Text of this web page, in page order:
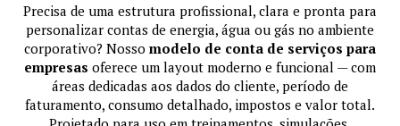
Precisa de uma estrutura profissional, clara e pronta para
personalizar contas de energia, água ou gás no ambiente
corporativo? Nosso modelo de conta de serviços para
empresas oferece um layout moderno e funcional — com
áreas dedicadas aos dados do cliente, período de
faturamento, consumo detalhado, impostos e valor total.